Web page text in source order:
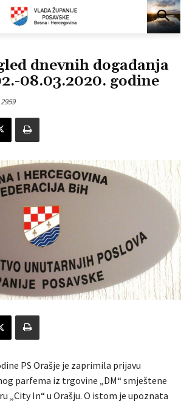
dnevnih događanja
08.03.2020. godine
2959
PS Orašje je zaprimila prijavu
parfema iz trgovine „DM“ smještene
„City In“ u Orašju. O istom je upoznata